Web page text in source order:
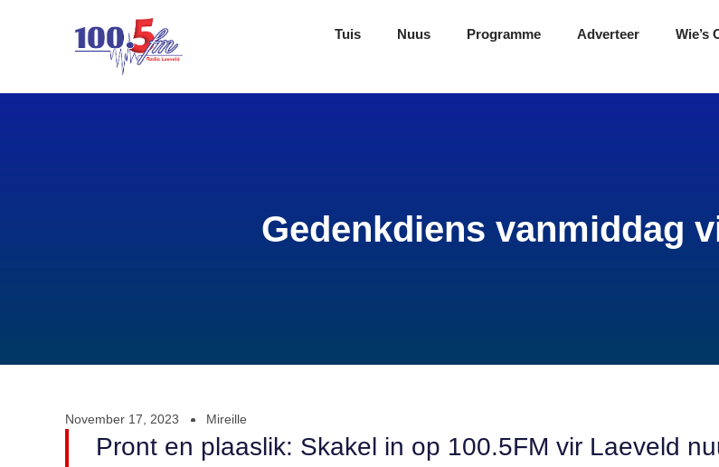
Tuis Nuus Programme Adverteer Wie’s
Gedenkdiens vanmiddag
November 17, 2023 Mireille
Pront en plaaslik: Skakel in op 100.5FM vir Laeveld